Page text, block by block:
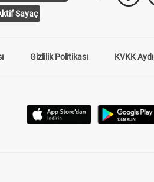
Sayaç
Gizlilik Politikası KVKK